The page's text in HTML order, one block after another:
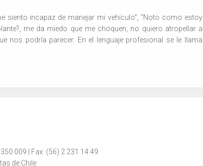
siento incapaz de manejar mi vehículo”, “Noto como estoy
me da miedo que me choquen, no quiero atropellar a
nos podría parecer. En el lenguaje profesional se le llama
009 | Fax: (56) 2 231 14 49
de Chile